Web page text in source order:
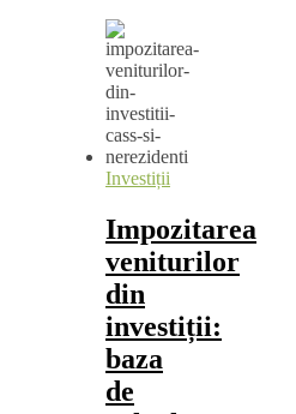
Investiții
Impozitarea
veniturilor
din
investiții:
baza
de